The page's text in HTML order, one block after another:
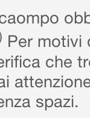
Per motivi
che
spazi.